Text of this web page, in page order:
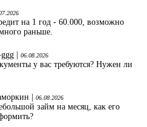
на 1 год - 60.000, возможно
раньше.
| 06.08.2026
у вас требуются? Нужен ли
| 06.08.2026
займ на месяц, как его